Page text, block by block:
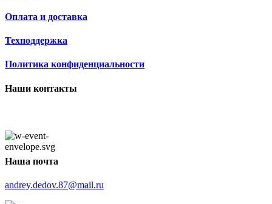
Оплата и доставка
Техподдержка
Политика конфиденциальности
Наши контакты
Наша почта
andrey.dedov.87@mail.ru